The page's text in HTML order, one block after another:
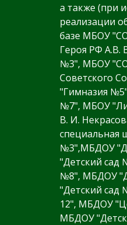
а также (при
реализации
базе МБОУ
Героя РФ А.В.
№3", МБОУ
Советского
"Гимназия
№7", МБОУ
В. И.
специальная
№3",МБДОУ
"Детский сад
№8", МБДОУ
"Детский
12", МБДОУ
МБДОУ